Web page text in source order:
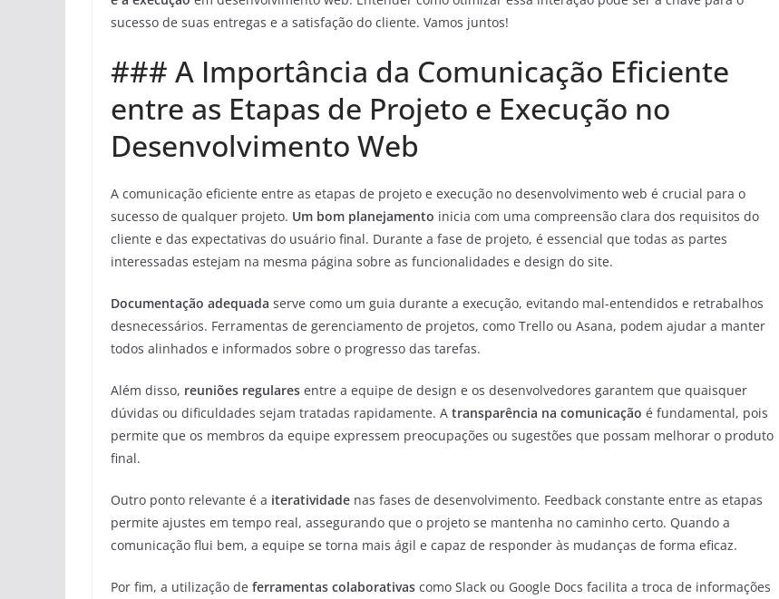
sucesso de suas entregas e a satisfação do cliente. Vamos juntos!
### A Importância da Comunicação Eficiente
entre as Etapas de Projeto e Execução no
Desenvolvimento Web
A comunicação eficiente entre as etapas de projeto e execução no desenvolvimento web é crucial para o
sucesso de qualquer projeto. Um bom planejamento inicia com uma compreensão clara dos requisitos do
cliente e das expectativas do usuário final. Durante a fase de projeto, é essencial que todas as partes
interessadas estejam na mesma página sobre as funcionalidades e design do site.
Documentação adequada serve como um guia durante a execução, evitando mal-entendidos e retrabalhos
desnecessários. Ferramentas de gerenciamento de projetos, como Trello ou Asana, podem ajudar a manter
todos alinhados e informados sobre o progresso das tarefas.
Além disso, reuniões regulares entre a equipe de design e os desenvolvedores garantem que quaisquer
dúvidas ou dificuldades sejam tratadas rapidamente. A transparência na comunicação é fundamental, pois
permite que os membros da equipe expressem preocupações ou sugestões que possam melhorar o produto
final.
Outro ponto relevante é a iteratividade nas fases de desenvolvimento. Feedback constante entre as etapas
permite ajustes em tempo real, assegurando que o projeto se mantenha no caminho certo. Quando a
comunicação flui bem, a equipe se torna mais ágil e capaz de responder às mudanças de forma eficaz.
Por fim, a utilização de ferramentas colaborativas como Slack ou Google Docs facilita a troca de informações